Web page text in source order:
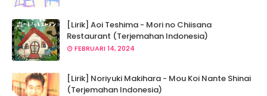
[Lirik] Aoi Teshima - Mori no Chiisana
Restaurant (Terjemahan Indonesia)
FEBRUARI 14, 2024
[Lirik] Noriyuki Makihara - Mou Koi Nante Shinai
(Terjemahan Indonesia)